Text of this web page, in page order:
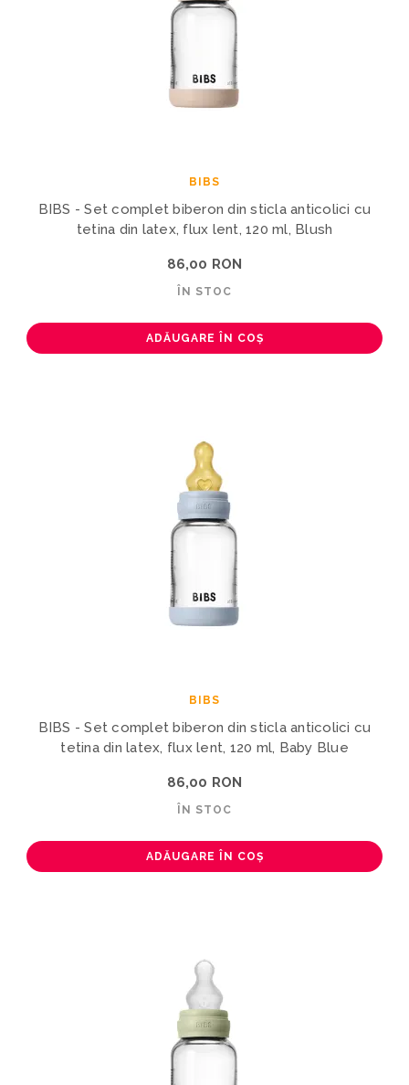
BIBS
BIBS - Set complet biberon din sticla anticolici cu
tetina din latex, flux lent, 120 ml, Blush
86,00 RON
ÎN STOC
ADĂUGARE ÎN COȘ
BIBS
BIBS - Set complet biberon din sticla anticolici cu
tetina din latex, flux lent, 120 ml, Baby Blue
86,00 RON
ÎN STOC
ADĂUGARE ÎN COȘ